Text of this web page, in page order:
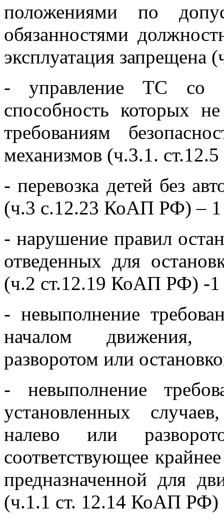
положениями по
обязанностями
эксплуатация
- управление ТС со
способность которых
требованиям
механизмов (ч.3.1.
- перевозка детей без
(ч.3 с.12.23 КоАП РФ) – 1
- нарушение правил
отведенных для
(ч.2 ст.12.19 КоАП РФ) -1
- невыполнение
началом движения,
разворотом или
- невыполнение
установленных
налево или
соответствующее
предназначенной для
(ч.1.1 ст. 12.14 КоАП РФ)